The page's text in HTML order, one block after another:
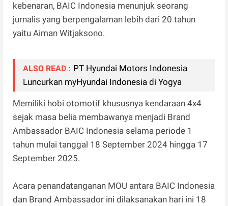
kebenaran, BAIC Indonesia menunjuk seorang
jurnalis yang berpengalaman lebih dari 20 tahun
yaitu Aiman Witjaksono.
ALSO READ : PT Hyundai Motors Indonesia
Luncurkan myHyundai Indonesia di Yogya
Memiliki hobi otomotif khususnya kendaraan 4x4
sejak masa belia membawanya menjadi Brand
Ambassador BAIC Indonesia selama periode 1
tahun mulai tanggal 18 September 2024 hingga 17
September 2025.
Acara penandatanganan MOU antara BAIC Indonesia
dan Brand Ambassador ini dilaksanakan hari ini 18